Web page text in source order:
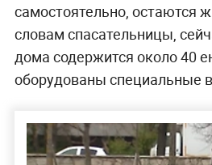
самостоятельно, остаются
словам спасательницы,
дома содержится около 40
оборудованы специальные